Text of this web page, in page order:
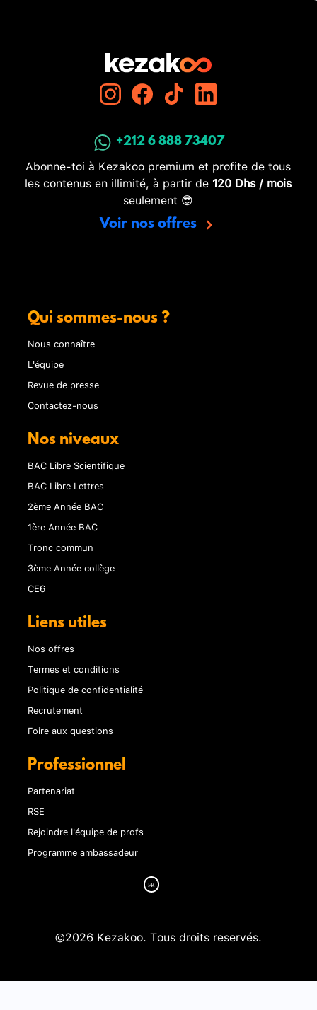
+212 6 888 73407
Abonne-toi à Kezakoo premium et profite de tous
les contenus en illimité, à partir de 120 Dhs / mois
seulement 😎
Voir nos offres
Qui sommes-nous ?
Nous connaître
L'équipe
Revue de presse
Contactez-nous
Nos niveaux
BAC Libre Scientifique
BAC Libre Lettres
2ème Année BAC
1ère Année BAC
Tronc commun
3ème Année collège
CE6
Liens utiles
Nos offres
Termes et conditions
Politique de confidentialité
Recrutement
Foire aux questions
Professionnel
Partenariat
RSE
Rejoindre l'équipe de profs
Programme ambassadeur
©2026 Kezakoo. Tous droits reservés.